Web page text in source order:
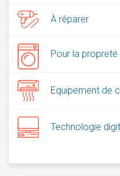
À réparer
Pour la
Equipement de
Technologie